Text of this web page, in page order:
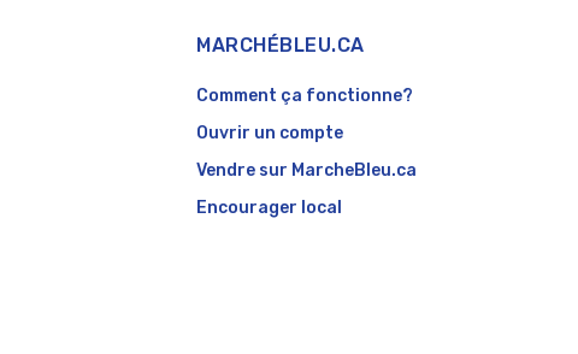
MARCHÉBLEU.CA
Comment ça fonctionne?
Ouvrir un compte
Vendre sur MarcheBleu.ca
Encourager local